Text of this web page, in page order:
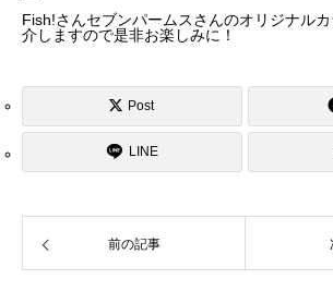
Fish!さんセブンパームスさんのオリジナル
介しますので是非お楽しみに！
Post
LINE
前の記事